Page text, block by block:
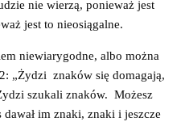
nie wierzą, ponieważ jest
jest to nieosiągalne.
niewiarygodne, albo można
„Żydzi znaków się domagają,
szukali znaków. Możesz
im znaki, znaki i jeszcze